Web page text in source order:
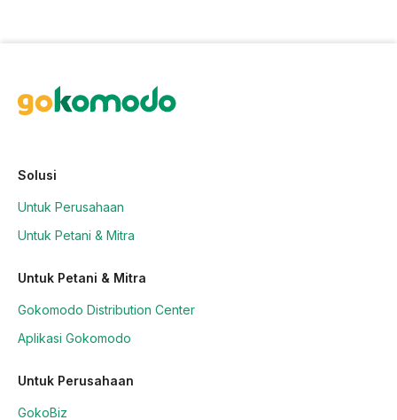
Solusi
Untuk Perusahaan
Untuk Petani & Mitra
Untuk Petani & Mitra
Gokomodo Distribution Center
Aplikasi Gokomodo
Untuk Perusahaan
GokoBiz